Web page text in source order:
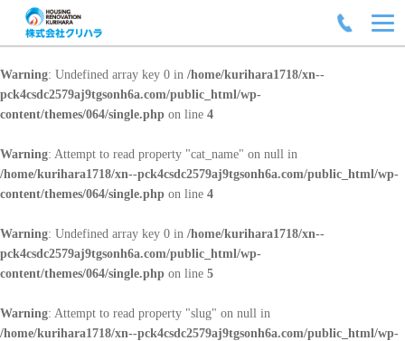
Warning: Undefined array key 0 in /home/kurihara1718/xn--
pck4csdc2579aj9tgsonh6a.com/public_html/wp-
content/themes/064/single.php on line 4
Warning: Attempt to read property "cat_name" on null in
/home/kurihara1718/xn--pck4csdc2579aj9tgsonh6a.com/public_html/wp-
content/themes/064/single.php on line 4
Warning: Undefined array key 0 in /home/kurihara1718/xn--
pck4csdc2579aj9tgsonh6a.com/public_html/wp-
content/themes/064/single.php on line 5
Warning: Attempt to read property "slug" on null in
/home/kurihara1718/xn--pck4csdc2579aj9tgsonh6a.com/public_html/wp-